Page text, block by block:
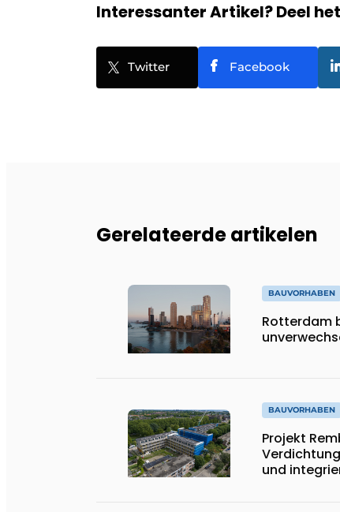
Interessanter Artikel? Deel
Twitter Facebook
Gerelateerde artikelen
BAUVORHABEN
Rotterdam
BAUVORHABEN
Projekt
und